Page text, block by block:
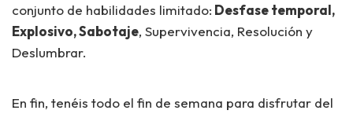
conjunto de habilidades limitado: Desfase temporal,
Explosivo, Sabotaje, Supervivencia, Resolución y
Deslumbrar.
En fin, tenéis todo el fin de semana para disfrutar del